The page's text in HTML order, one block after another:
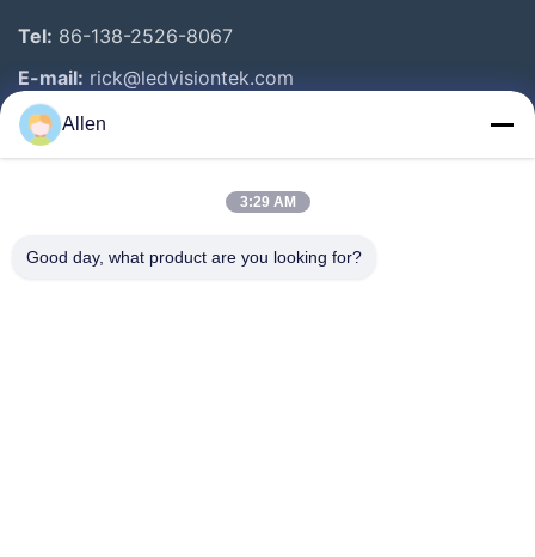
Tel: 86-138-2526-8067
E-mail: rick@ledvisiontek.com
Snelle Links
Producten
Allen
3:29 AM
Good day, what product are you looking for?